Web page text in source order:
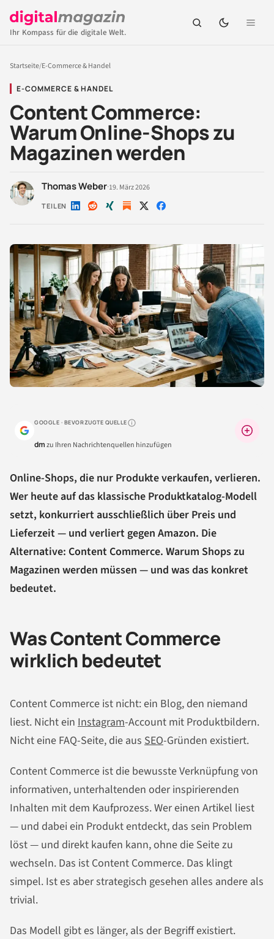
Ihr Kompass für die digitale Welt.
Startseite/E-Commerce & Handel
E-COMMERCE & HANDEL
Content Commerce:
Warum Online-Shops zu
Magazinen werden
Thomas Weber·19. März 2026
TEILEN Auf Auf Auf Auf Auf
GOOGLE · BEVORZUGTE QUELLEWarum lohnt sich das?
dmzu Ihren Nachrichtenquellen hinzufügen
Online-Shops, die nur Produkte verkaufen, verlieren.
Wer heute auf das klassische Produktkatalog-Modell
setzt, konkurriert ausschließlich über Preis und
Lieferzeit — und verliert gegen Amazon. Die
Alternative: Content Commerce. Warum Shops zu
Magazinen werden müssen — und was das konkret
bedeutet.
Was Content Commerce
wirklich bedeutet
Content Commerce ist nicht: ein Blog, den niemand
liest. Nicht ein Instagram-Account mit Produktbildern.
Nicht eine FAQ-Seite, die aus SEO-Gründen existiert.
Content Commerce ist die bewusste Verknüpfung von
informativen, unterhaltenden oder inspirierenden
Inhalten mit dem Kaufprozess. Wer einen Artikel liest
— und dabei ein Produkt entdeckt, das sein Problem
löst — und direkt kaufen kann, ohne die Seite zu
wechseln. Das ist Content Commerce. Das klingt
simpel. Ist es aber strategisch gesehen alles andere als
trivial.
Das Modell gibt es länger, als der Begriff existiert.